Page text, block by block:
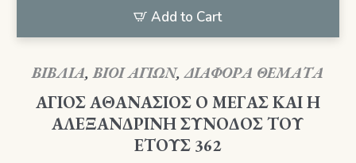
Add to Cart
ΒΙΒΛΙΑ,ΒΙΟΙ ΑΓΙΩΝ,ΔΙΑΦΟΡΑ ΘΕΜΑΤΑ
ΑΓΙΟΣ ΑΘΑΝΑΣΙΟΣ Ο ΜΕΓΑΣ ΚΑΙ Η
ΑΛΕΞΑΝΔΡΙΝΗ ΣΥΝΟΔΟΣ ΤΟΥ
ΕΤΟΥΣ 362